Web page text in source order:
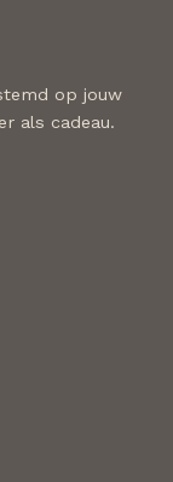
op jouw
als cadeau.